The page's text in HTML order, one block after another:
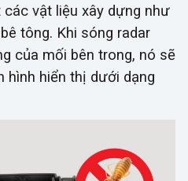
các vật liệu xây dựng như
tông. Khi sóng radar
của mối bên trong, nó sẽ
hình hiển thị dưới dạng